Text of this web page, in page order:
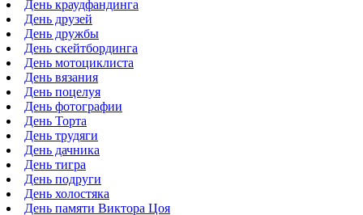
День краудфандинга
День друзей
День дружбы
День скейтбординга
День мотоциклиста
День вязания
День поцелуя
День фотографии
День Торта
День трудяги
День дачника
День тигра
День подруги
День холостяка
День памяти Виктора Цоя